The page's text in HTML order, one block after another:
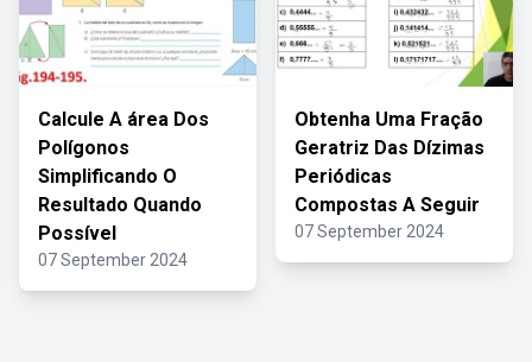
Calcule A área Dos
Polígonos
Simplificando O
Resultado Quando
Possível
07 September 2024
Obtenha Uma Fração
Geratriz Das Dízimas
Periódicas
Compostas A Seguir
07 September 2024